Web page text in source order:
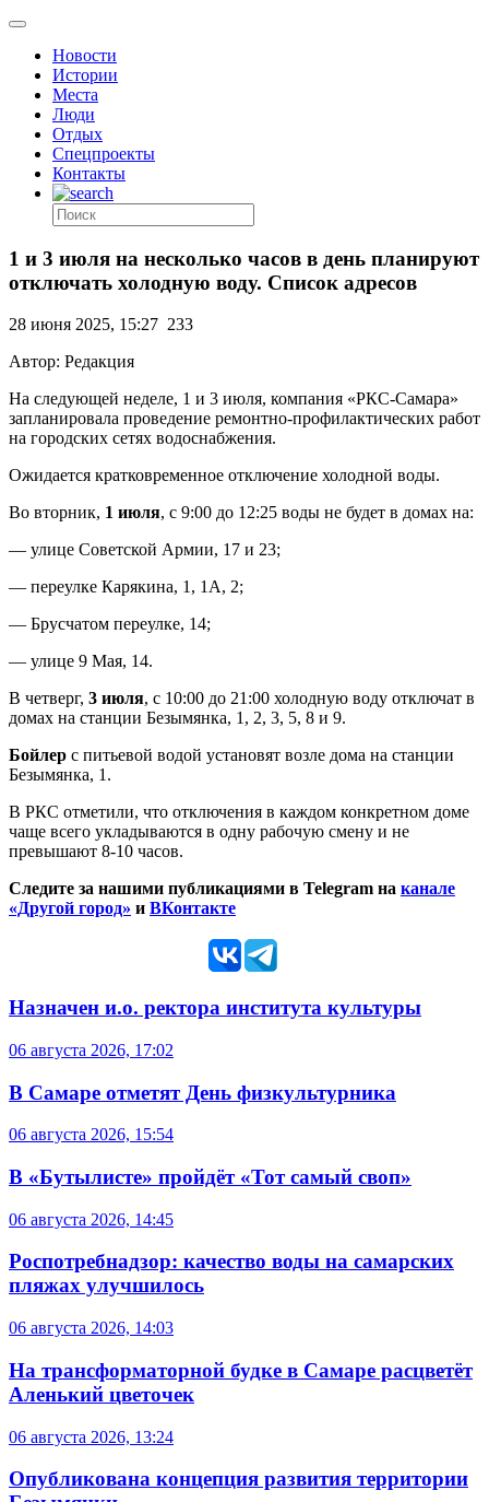
Новости
Истории
Места
Люди
Отдых
Спецпроекты
Контакты
1 и 3 июля на несколько часов в день планируют
отключать холодную воду. Список адресов
28 июня 2025, 15:27 233
Автор: Редакция
На следующей неделе, 1 и 3 июля, компания «РКС-Самара»
запланировала проведение ремонтно-профилактических работ
на городских сетях водоснабжения.
Ожидается кратковременное отключение холодной воды.
Во вторник, 1 июля, с 9:00 до 12:25 воды не будет в домах на:
— улице Советской Армии, 17 и 23;
— переулке Карякина, 1, 1А, 2;
— Брусчатом переулке, 14;
— улице 9 Мая, 14.
В четверг, 3 июля, с 10:00 до 21:00 холодную воду отключат в
домах на станции Безымянка, 1, 2, 3, 5, 8 и 9.
Бойлер с питьевой водой установят возле дома на станции
Безымянка, 1.
В РКС отметили, что отключения в каждом конкретном доме
чаще всего укладываются в одну рабочую смену и не
превышают 8-10 часов.
Следите за нашими публикациями в Telegram на канале
«Другой город» и ВКонтакте
Назначен и.о. ректора института культуры
06 августа 2026, 17:02
В Самаре отметят День физкультурника
06 августа 2026, 15:54
В «Бутылисте» пройдёт «Тот самый своп»
06 августа 2026, 14:45
Роспотребнадзор: качество воды на самарских
пляжах улучшилось
06 августа 2026, 14:03
На трансформаторной будке в Самаре расцветёт
Аленький цветочек
06 августа 2026, 13:24
Опубликована концепция развития территории